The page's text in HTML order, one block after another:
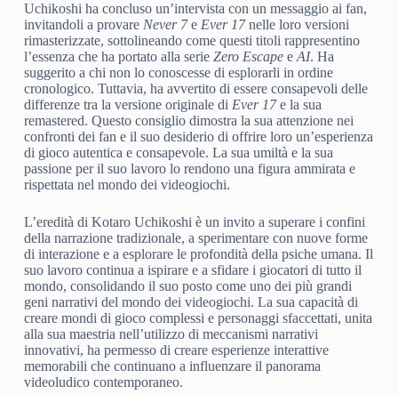
Uchikoshi ha concluso un’intervista con un messaggio ai fan,
invitandoli a provare Never 7e Ever 17nelle loro versioni
rimasterizzate, sottolineando come questi titoli rappresentino
l’essenza che ha portato alla serie Zero EscapeeAI. Ha
suggerito a chi non lo conoscesse di esplorarli in ordine
cronologico. Tuttavia, ha avvertito di essere consapevoli delle
differenze tra la versione originale di Ever 17e la sua
remastered. Questo consiglio dimostra la sua attenzione nei
confronti dei fan e il suo desiderio di offrire loro un’esperienza
di gioco autentica e consapevole. La sua umiltà e la sua
passione per il suo lavoro lo rendono una figura ammirata e
rispettata nel mondo dei videogiochi.
L’eredità di Kotaro Uchikoshi è un invito a superare i confini
della narrazione tradizionale, a sperimentare con nuove forme
di interazione e a esplorare le profondità della psiche umana. Il
suo lavoro continua a ispirare e a sfidare i giocatori di tutto il
mondo, consolidando il suo posto come uno dei più grandi
geni narrativi del mondo dei videogiochi. La sua capacità di
creare mondi di gioco complessi e personaggi sfaccettati, unita
alla sua maestria nell’utilizzo di meccanismi narrativi
innovativi, ha permesso di creare esperienze interattive
memorabili che continuano a influenzare il panorama
videoludico contemporaneo.